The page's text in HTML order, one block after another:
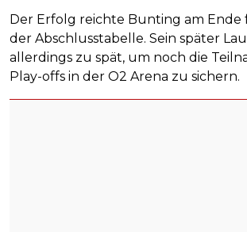
Der Erfolg reichte Bunting am
der Abschlusstabelle. Sein später
allerdings zu spät, um noch die
Play-offs in der O2 Arena zu sichern.